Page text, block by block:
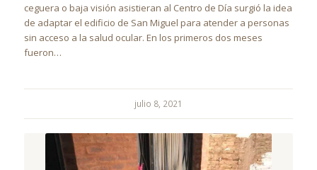
ceguera o baja visión asistieran al Centro de Día surgió la idea
de adaptar el edificio de San Miguel para atender a personas
sin acceso a la salud ocular. En los primeros dos meses
fueron…
julio 8, 2021